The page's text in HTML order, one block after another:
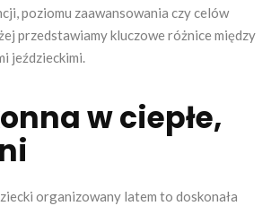
poziomu zaawansowania czy celów
przedstawiamy kluczowe różnice między
jeździeckimi.
w ciepłe,
organizowany latem to doskonała